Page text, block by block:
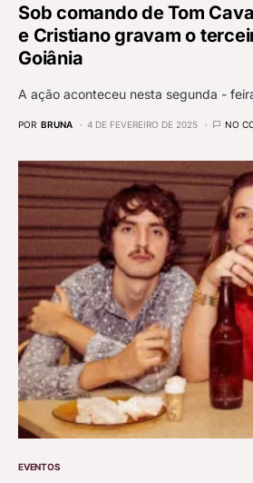
Sob comando de Tom
e Cristiano gravam o
Goiânia
A ação aconteceu nesta segunda -
POR BRUNA 4 DE FEVEREIRO DE 2025 NO
EVENTOS